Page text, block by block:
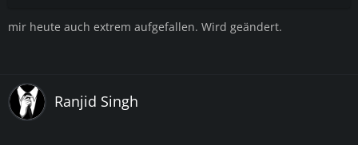
mir heute auch extrem aufgefallen. Wird geändert.
Ranjid Singh